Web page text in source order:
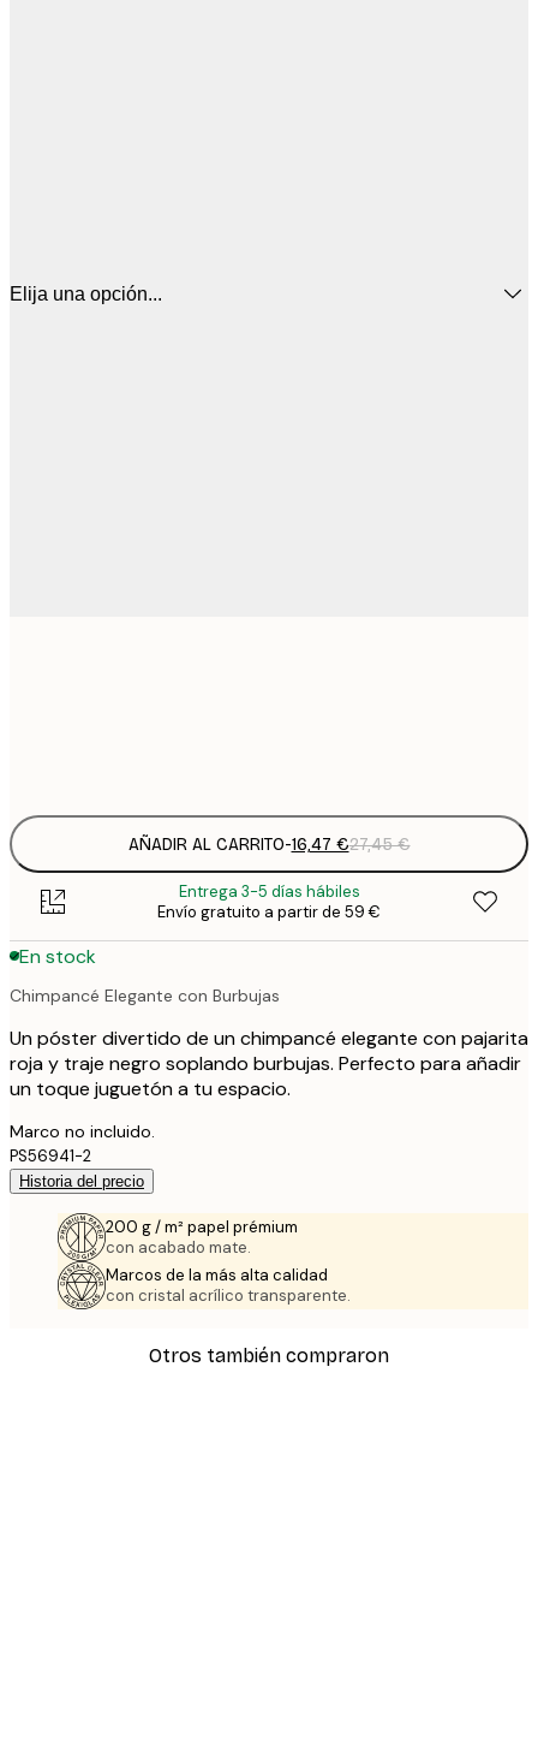
Elija una opción...
AÑADIR AL CARRITO-16,47 €27,45 €
Entrega 3-5 días hábiles
Envío gratuito a partir de 59 €
En stock
Chimpancé Elegante con Burbujas
Un póster divertido de un chimpancé elegante con pajarita
roja y traje negro soplando burbujas. Perfecto para añadir
un toque juguetón a tu espacio.
Marco no incluido.
PS56941-2
Historia del precio
200 g / m² papel prémium
con acabado mate.
Marcos de la más alta calidad
con cristal acrílico transparente.
Otros también compraron